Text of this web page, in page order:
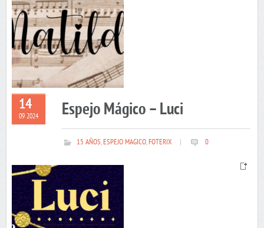
14
09 2024 Espejo Mágico – Luci
15 AÑOS,ESPEJO MAGICO,FOTERIX 0